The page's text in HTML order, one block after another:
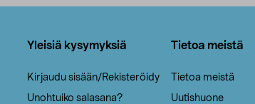
Yleisiä kysymyksiä
Kirjaudu sisään/Rekisteröidy
Unohtuiko salasana?
Tietoa meistä
Tietoa meistä
Uutishuone